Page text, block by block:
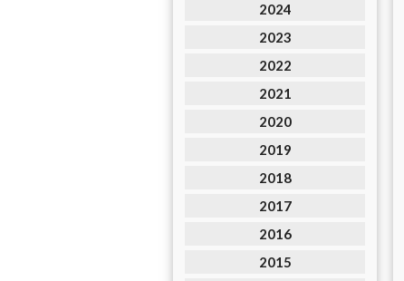
2024
2023
2022
2021
2020
2019
2018
2017
2016
2015